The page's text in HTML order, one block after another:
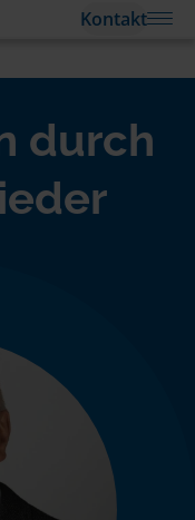
Kontakt
durch